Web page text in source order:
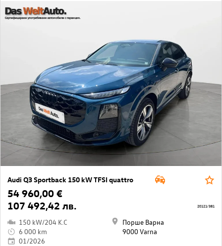
Audi Q3 Sportback 150 kW TFSI quattro
54 960,00 €
107 492,42 лв.
150 kW/204 K.C
6 000 km
01/2026
Порше Варна
9000 Varna
20121/381